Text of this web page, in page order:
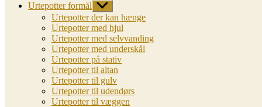
Urtepotter formål Vis
undermenu
Urtepotter der kan hænge
Urtepotter med hjul
Urtepotter med selvvanding
Urtepotter med underskål
Urtepotter på stativ
Urtepotter til altan
Urtepotter til gulv
Urtepotter til udendørs
Urtepotter til væggen